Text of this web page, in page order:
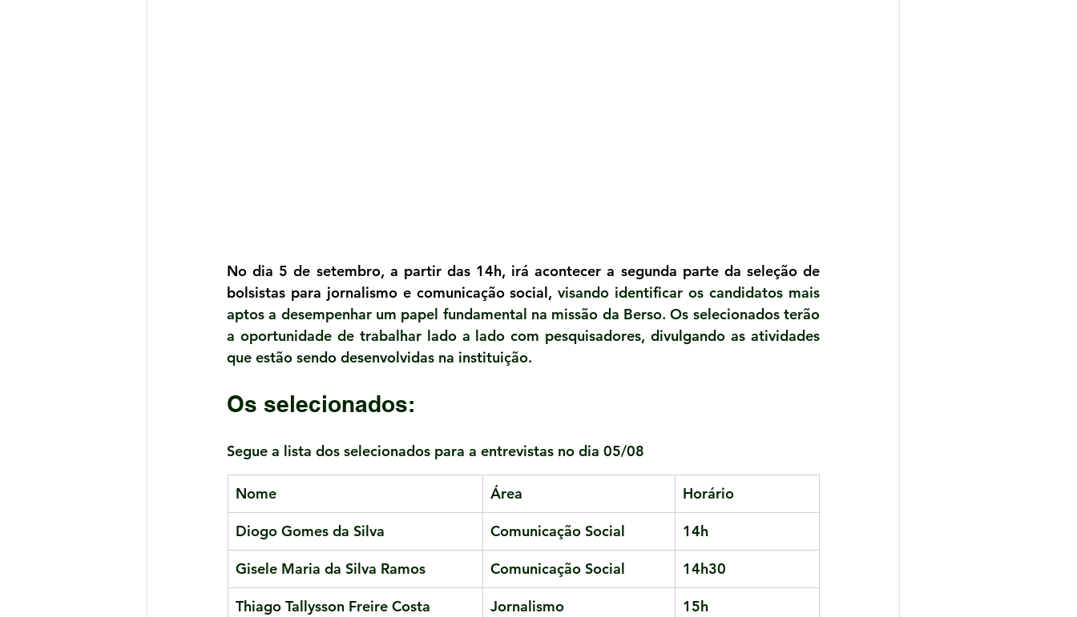
No dia 5 de setembro, a partir das 14h, irá acontecer a segunda parte da seleção de
bolsistas para jornalismo e comunicação social, visando identificar os candidatos mais
aptos a desempenhar um papel fundamental na missão da Berso. Os selecionados terão
a oportunidade de trabalhar lado a lado com pesquisadores, divulgando as atividades
que estão sendo desenvolvidas na instituição.
Os selecionados:
Segue a lista dos selecionados para a entrevistas no dia 05/08
Nome Área Horário
​Diogo Gomes da Silva Comunicação Social 14h
Gisele Maria da Silva Ramos Comunicação Social 14h30
Thiago Tallysson Freire Costa Jornalismo 15h